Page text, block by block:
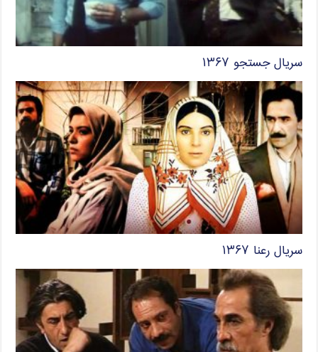
سریال جستجو ۱۳۶۷
سریال رعنا ۱۳۶۷